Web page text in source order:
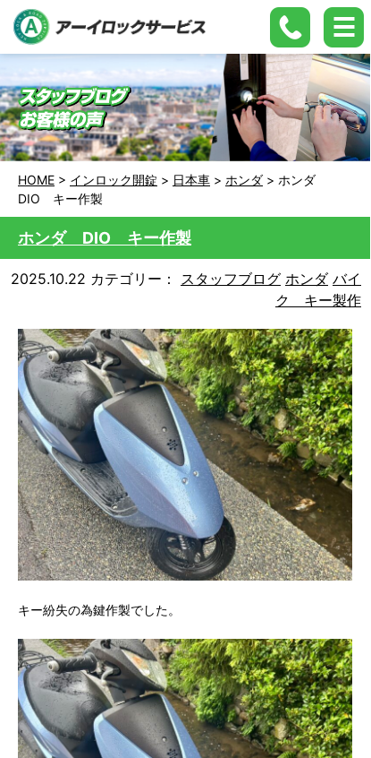
HOME > インロック開錠 > 日本車 > ホンダ > ホンダ
DIO キー作製
ホンダ DIO キー作製
2025.10.22 カテゴリー： スタッフブログ ホンダ バイ
ク キー製作
キー紛失の為鍵作製でした。